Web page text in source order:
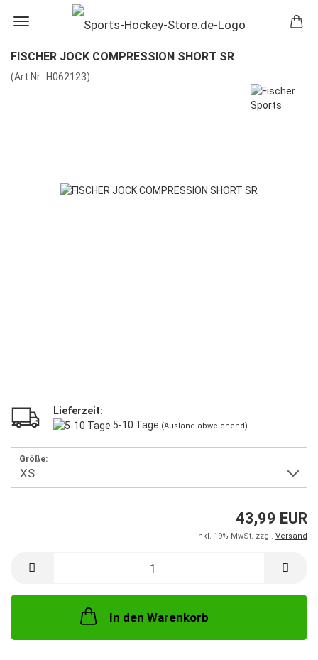
FISCHER JOCK COMPRESSION SHORT SR
(Art.Nr.: H062123)
Lieferzeit:
5-10 Tage (Ausland abweichend)
Größe:
43,99 EUR
inkl. 19% MwSt. zzgl. Versand
In den Warenkorb